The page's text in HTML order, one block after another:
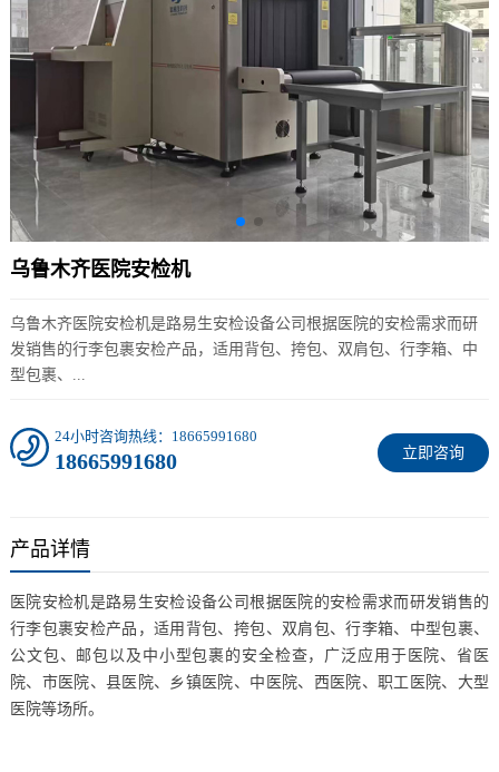
乌鲁木齐医院安检机
乌鲁木齐医院安检机是路易生安检设备公司根据医院的安检需求而研
发销售的行李包裹安检产品，适用背包、挎包、双肩包、行李箱、中
型包裹、...
立即咨询
24小时咨询热线：18665991680
18665991680
产品详情
医院安检机是路易生安检设备公司根据医院的安检需求而研发销售的
行李包裹安检产品，适用背包、挎包、双肩包、行李箱、中型包裹、
公文包、邮包以及中小型包裹的安全检查，广泛应用于医院、省医
院、市医院、县医院、乡镇医院、中医院、西医院、职工医院、大型
医院等场所。